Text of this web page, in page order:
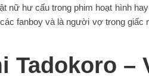
nữ hư cấu trong phim hoạt hình
fanboy và là người vợ trong
Tadokoro –